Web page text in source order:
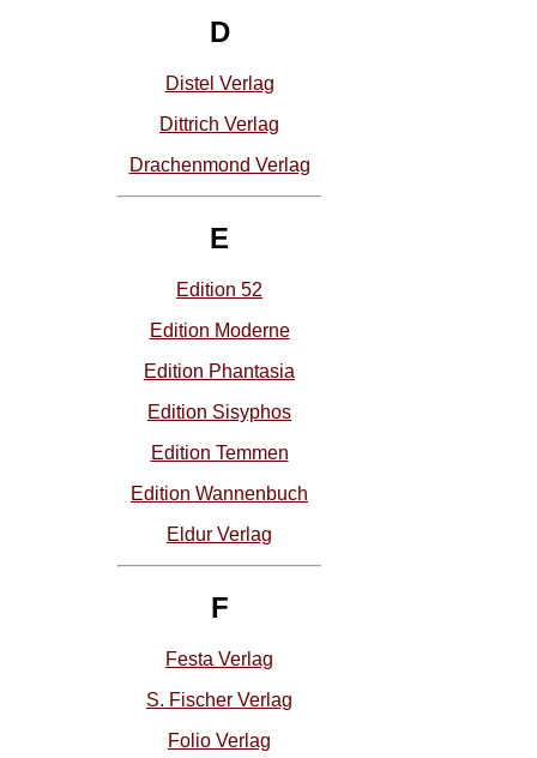
D
Distel Verlag
Dittrich Verlag
Drachenmond Verlag
E
Edition 52
Edition Moderne
Edition Phantasia
Edition Sisyphos
Edition Temmen
Edition Wannenbuch
Eldur Verlag
F
Festa Verlag
S. Fischer Verlag
Folio Verlag